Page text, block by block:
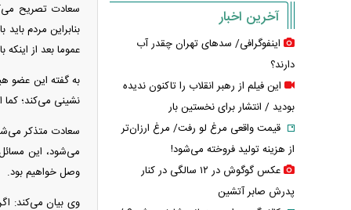
بنابراین مردم
عموما بعد از
به گفته این عضو
نشینی می‌کند؛ کما اینکه
سعادت متذکر
می‌شود، این مسائل
وصل خواهیم بود.
آخرین اخبار
اینفوگرافی/ سدهای تهران چقدر آب
دارند؟
این فیلم از رهبر انقلاب را تاکنون ندیده
بودید / انتشار برای نخستین بار
قیمت واقعی مرغ لو رفت/ مرغ ارزان‌تر
از هزینه تولید فروخته می‌شود!
عکس گوگوش در ۱۲ سالگی در کنار
پدرش صابر آتشین